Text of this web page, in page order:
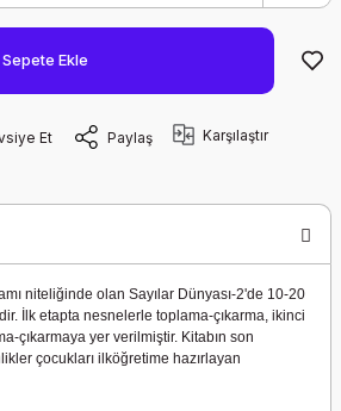
Sepete Ekle
Et Paylaş Karşılaştır
niteliğinde olan Sayılar Dünyası-2'de 10-20
İlk etapta nesnelerle toplama-çıkarma, ikinci
çıkarmaya yer verilmiştir. Kitabın son
çocukları ilköğretime hazırlayan